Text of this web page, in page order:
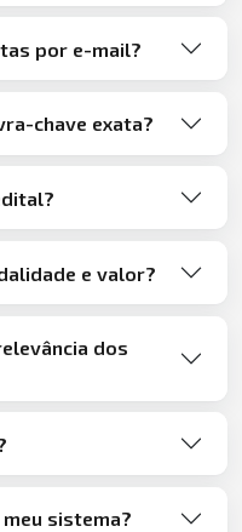
por e-mail?
chave exata?
e valor?
dos
sistema?